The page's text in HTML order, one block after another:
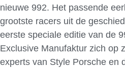
nieuwe 992. Het passende
grootste racers uit de
eerste speciale editie van de
Exclusive Manufaktur zich op
experts van Style Porsche en